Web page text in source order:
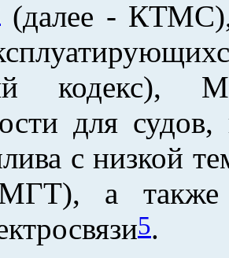
(далее - КТМС),
кодекс),
для
с низкой
а также
5.